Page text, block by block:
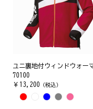
70100
￥ 13,200 （税込）